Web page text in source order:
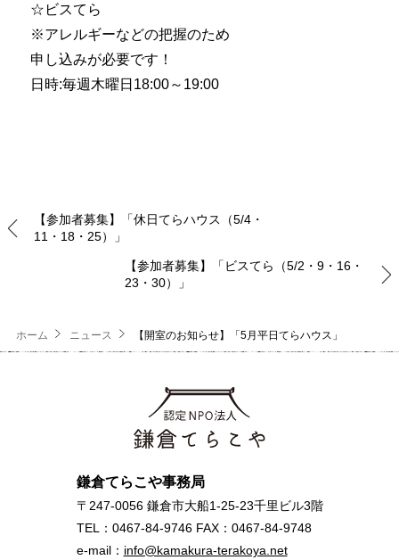
☆ビスてら
※アレルギーなどの把握のため
申し込みが必要です！
日時:毎週木曜日18:00～19:00
【参加者募集】「休日てらハウス（5/4・
11・18・25）」
【参加者募集】「ビスてら（5/2・9・16・
23・30）」
ホーム ニュース 【開室のお知らせ】「5月平日てらハウス」
鎌倉てらこや事務局
〒247-0056 鎌倉市大船1-25-23千里ビル3階
TEL：0467-84-9746 FAX：0467-84-9748
e-mail： info@kamakura-terakoya.net